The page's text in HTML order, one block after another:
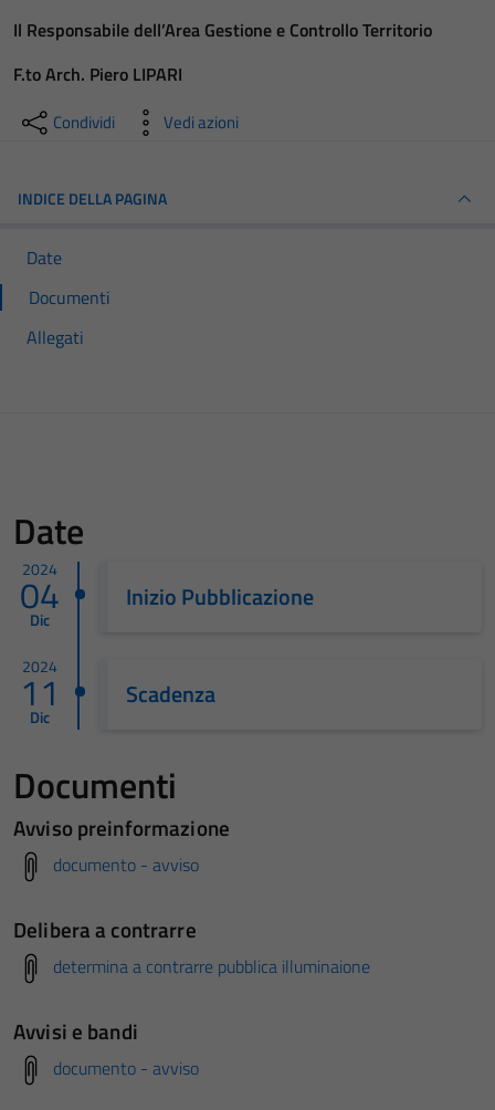
Il Responsabile dell’Area Gestione e Controllo Territorio
F.to Arch. Piero LIPARI
Condividi Vedi azioni
INDICE DELLA PAGINA
Date
Documenti
Allegati
Date
2024
04
Dic
Inizio Pubblicazione
2024
11
Dic
Scadenza
Documenti
Avviso preinformazione
documento - avviso
Delibera a contrarre
determina a contrarre pubblica illuminaione
Avvisi e bandi
documento - avviso